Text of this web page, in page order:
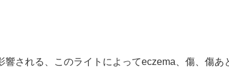
される、このライトによってeczema、傷、傷あ